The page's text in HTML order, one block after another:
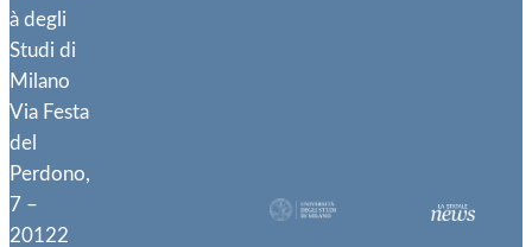
à degli
Studi di
Milano
Via Festa
del
Perdono,
7 –
20122